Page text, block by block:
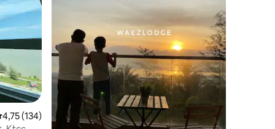
beoordeling van 4,75 op 5, 134 recensies
4,75 (134)